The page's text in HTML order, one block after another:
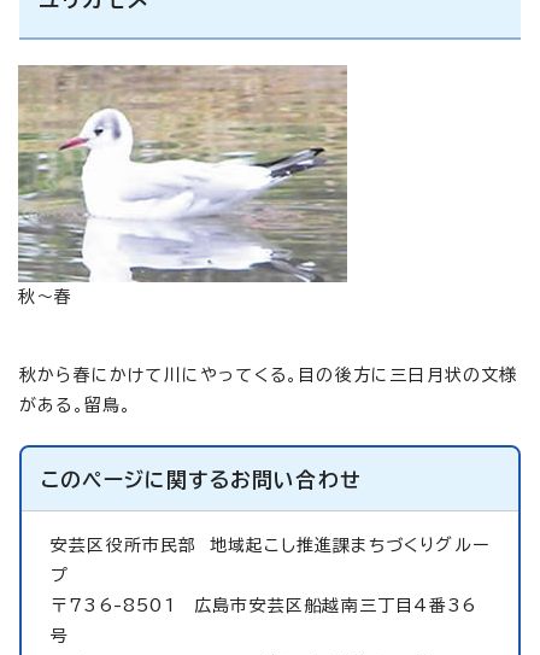
秋～春
秋から春にかけて川にやってくる。目の後方に三日月状の文様
がある。留鳥。
このページに関するお問い合わせ
安芸区役所市民部 地域起こし推進課まちづくりグルー
プ
〒736-8501 広島市安芸区船越南三丁目4番36
号